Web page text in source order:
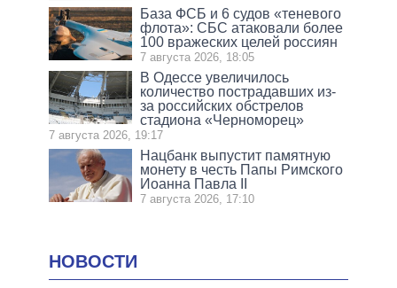
База ФСБ и 6 судов «теневого
флота»: СБС атаковали более
100 вражеских целей россиян
7 августа 2026, 18:05
В Одессе увеличилось
количество пострадавших из-
за российских обстрелов
стадиона «Черноморец»
7 августа 2026, 19:17
Нацбанк выпустит памятную
монету в честь Папы Римского
Иоанна Павла II
7 августа 2026, 17:10
НОВОСТИ